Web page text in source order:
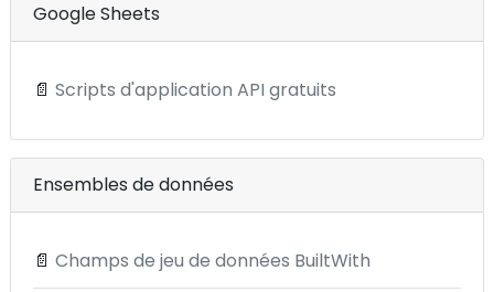
Google Sheets
📄 Scripts d'application API gratuits
Ensembles de données
📄 Champs de jeu de données BuiltWith